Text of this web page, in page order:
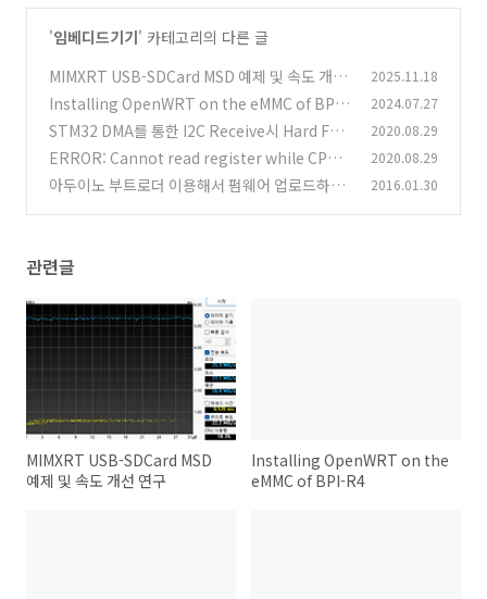
'임베디드기기' 카테고리의 다른 글
MIMXRT USB-SDCard MSD 예제 및 속도 개선
연구
(1)
2025.11.18
Installing OpenWRT on the eMMC of BPI-
R4
(0)
2024.07.27
STM32 DMA를 통한 I2C Receive시 Hard Faul
t 문제 (0)
2020.08.29
ERROR: Cannot read register while CPU i
s running 디버깅 오류 (0)
2020.08.29
아두이노 부트로더 이용해서 펌웨어 업로드하기 2016.01.30
관련글
MIMXRT USB-SDCard MSD
예제 및 속도 개선 연구
Installing OpenWRT on the
eMMC of BPI-R4